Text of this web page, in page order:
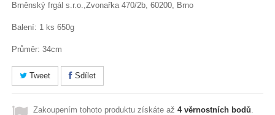
Brněnský frgál s.r.o.,Zvonařka 470/2b, 60200, Brno
Balení: 1 ks 650g
Průměr: 34cm
Tweet Sdílet
Zakoupením tohoto produktu získáte až4věrnostních bodů.